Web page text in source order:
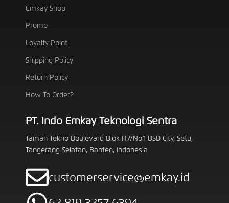
Emkay Shop
Promo
Loyalty Point
Shipping Policy
Return Policy
How To Order?
PT. Indo Emkay Teknologi Sentra
Taman Tekno Boulevard Blok H7/No.1 BSD City, Setu,
Tangerang Selatan, Banten, Indonesia
customerservice@emkay.id